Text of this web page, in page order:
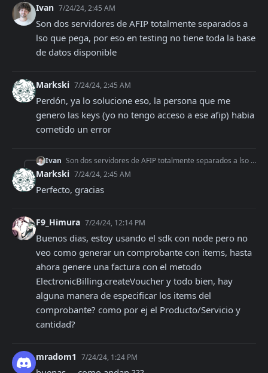
Ivan 7/24/24, 2:45 AM
Son dos servidores de AFIP totalmente separados a
lso que pega, por eso en testing no tiene toda la base
de datos disponible
Markski 7/24/24, 2:45 AM
Perdón, ya lo solucione eso, la persona que me
genero las keys (yo no tengo acceso a ese afip) habia
cometido un error
Ivan Son dos servidores de AFIP totalmente separados a lso que pega, por eso en testing no tiene toda la base de datos disponible
Markski 7/24/24, 2:45 AM
Perfecto, gracias
F9_Himura 7/24/24, 12:14 PM
Buenos dias, estoy usando el sdk con node pero no
veo como generar un comprobante con items, hasta
ahora genere una factura con el metodo
ElectronicBilling.createVoucher y todo bien, hay
alguna manera de especificar los items del
comprobante? como por ej el Producto/Servicio y
cantidad?
mradom1 7/24/24, 1:24 PM